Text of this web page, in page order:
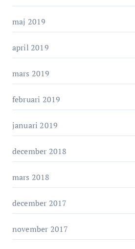
maj 2019
april 2019
mars 2019
februari 2019
januari 2019
december 2018
mars 2018
december 2017
november 2017